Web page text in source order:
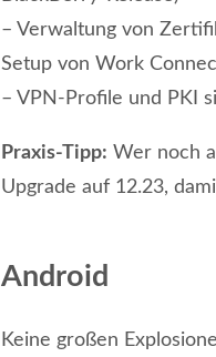
– Verwaltung von
Setup von Work
– VPN-Profile und PKI
Praxis-Tipp: Wer noch
Upgrade auf 12.23,
Android
Keine großen